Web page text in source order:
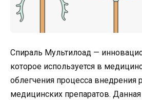
Спираль Мультилоад —
которое используется в
облегчения процесса внедрения
медицинских препаратов.